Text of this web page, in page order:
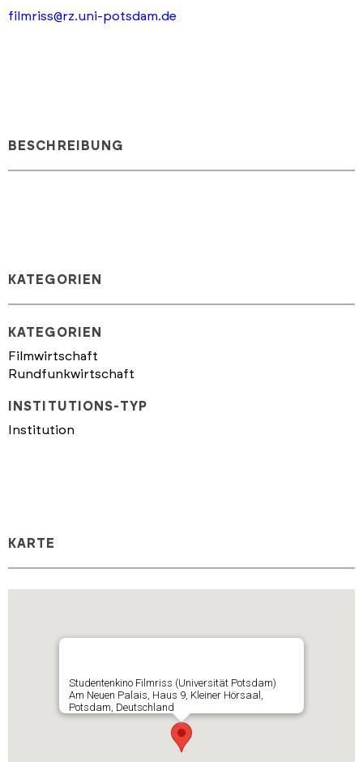
filmriss@rz.uni-potsdam.de
BESCHREIBUNG
KATEGORIEN
KATEGORIEN
Filmwirtschaft
Rundfunkwirtschaft
INSTITUTIONS-TYP
Institution
KARTE
Studentenkino Filmriss (Universität Potsdam)
Am Neuen Palais, Haus 9, Kleiner Hörsaal,
Potsdam, Deutschland